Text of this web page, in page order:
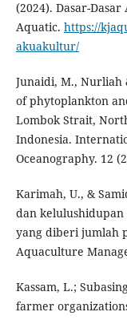
(2024). Dasar-
Aquatic. https://
akuakultur/
Junaidi, M., Nurliah
of phytoplankton
Lombok Strait,
Indonesia.
Oceanography. 12
Karimah, U., &
dan
yang diberi jumlah
Aquaculture
Kassam, L.;
farmer